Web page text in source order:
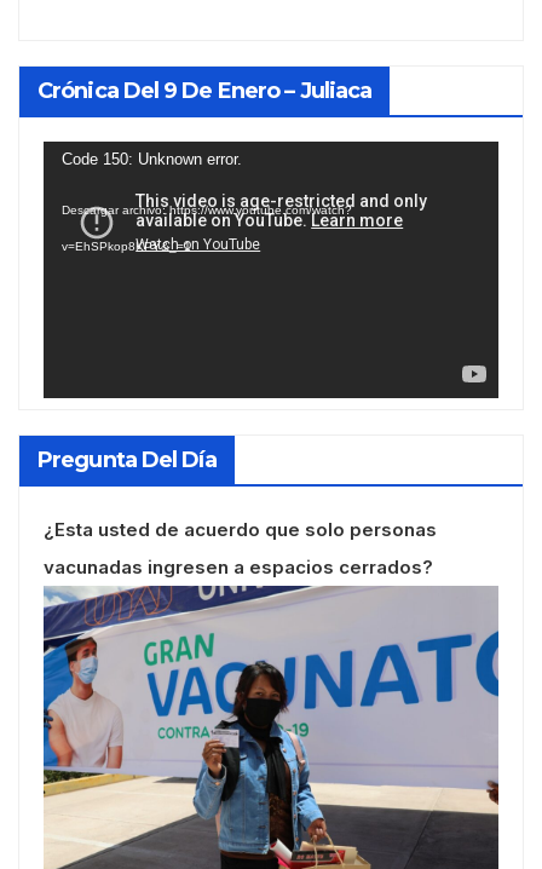
Crónica Del 9 De Enero – Juliaca
Reproductor
vídeo
Code 150: Unknown error.
Descargar archivo: https://www.youtube.com/watch?
v=EhSPkop8KPY&_=1
Pregunta Del Día
¿Esta usted de acuerdo que solo personas
vacunadas ingresen a espacios cerrados?